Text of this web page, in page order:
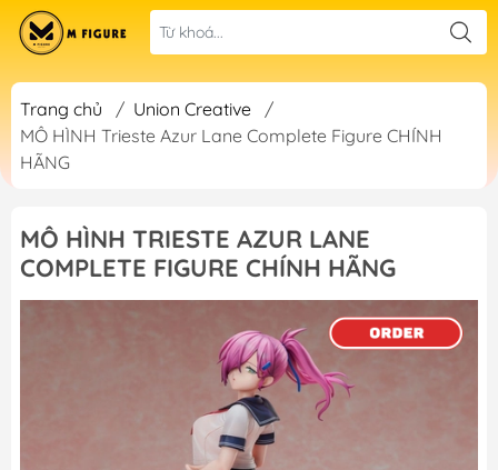
Trang chủ / Union Creative
/
MÔ HÌNH Trieste Azur Lane Complete Figure CHÍNH
HÃNG
MÔ HÌNH TRIESTE AZUR LANE
COMPLETE FIGURE CHÍNH HÃNG